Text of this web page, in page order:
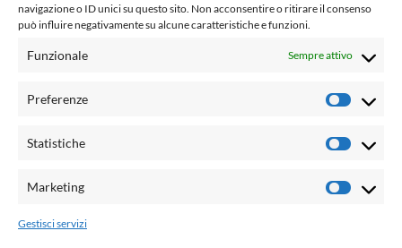
navigazione o ID unici su questo sito. Non acconsentire o ritirare il consenso
può influire negativamente su alcune caratteristiche e funzioni.
Funzionale Sempre attivo
Preferenze
Statistiche
Marketing
Gestisci servizi
Questo blog non rappresenta una testata giornalistica in
quanto viene aggiornato senza alcuna periodicità. Non può
legge n° 62 del 7.03.2001. L'autore non è responsabile per
email: